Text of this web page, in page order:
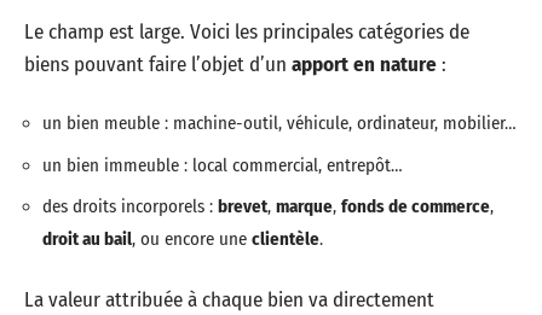
Le champ est large. Voici les principales catégories de
biens pouvant faire l’objet d’un apport en nature:
un bien meuble : machine-outil, véhicule, ordinateur, mobilier…
un bien immeuble : local commercial, entrepôt…
des droits incorporels : brevet, marque, fonds de commerce,
droit au bail, ou encore une clientèle.
La valeur attribuée à chaque bien va directement